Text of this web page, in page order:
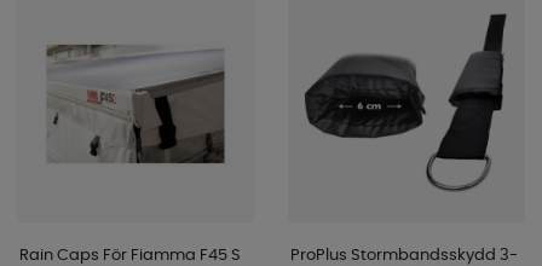
Rain Caps För Fiamma F45 S
ProPlus Stormbandsskydd 3-